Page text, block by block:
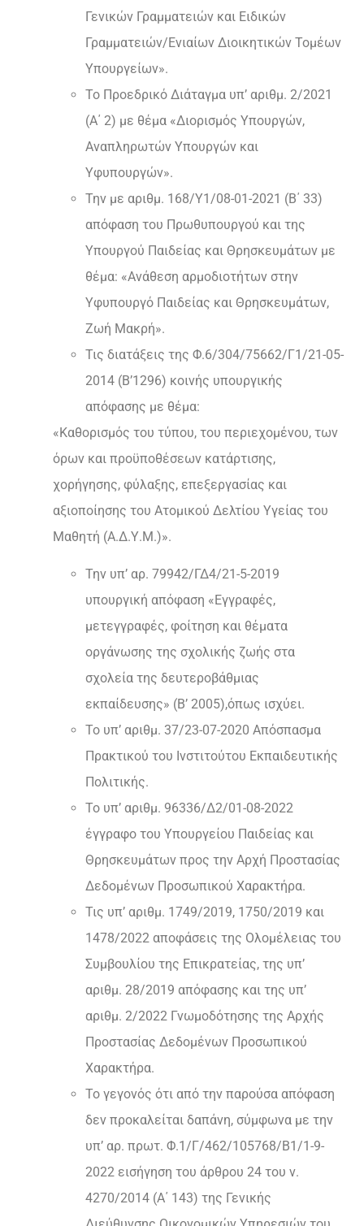
Γενικών Γραμματειών και Ειδικών
Γραμματειών/Ενιαίων Διοικητικών Τομέων
Υπουργείων».
Το Προεδρικό Διάταγμα υπ’ αριθμ. 2/2021
(Α΄ 2) με θέμα «Διορισμός Υπουργών,
Αναπληρωτών Υπουργών και
Υφυπουργών».
Την με αριθμ. 168/Υ1/08-01-2021 (Β΄ 33)
απόφαση του Πρωθυπουργού και της
Υπουργού Παιδείας και Θρησκευμάτων με
θέμα: «Ανάθεση αρμοδιοτήτων στην
Υφυπουργό Παιδείας και Θρησκευμάτων,
Ζωή Μακρή».
Τις διατάξεις της Φ.6/304/75662/Γ1/21-05-
2014 (Β’1296) κοινής υπουργικής
απόφασης με θέμα:
«Καθορισμός του τύπου, του περιεχομένου, των
όρων και προϋποθέσεων κατάρτισης,
χορήγησης, φύλαξης, επεξεργασίας και
αξιοποίησης του Ατομικού Δελτίου Υγείας του
Μαθητή (Α.Δ.Υ.Μ.)».
Την υπ’ αρ. 79942/ΓΔ4/21-5-2019
υπουργική απόφαση «Εγγραφές,
μετεγγραφές, φοίτηση και θέματα
οργάνωσης της σχολικής ζωής στα
σχολεία της δευτεροβάθμιας
εκπαίδευσης» (Β’ 2005),όπως ισχύει.
Το υπ’ αριθμ. 37/23-07-2020 Απόσπασμα
Πρακτικού του Ινστιτούτου Εκπαιδευτικής
Πολιτικής.
Το υπ’ αριθμ. 96336/Δ2/01-08-2022
έγγραφο του Υπουργείου Παιδείας και
Θρησκευμάτων προς την Αρχή Προστασίας
Δεδομένων Προσωπικού Χαρακτήρα.
Τις υπ’ αριθμ. 1749/2019, 1750/2019 και
1478/2022 αποφάσεις της Ολομέλειας του
Συμβουλίου της Επικρατείας, της υπ’
αριθμ. 28/2019 απόφασης και της υπ’
αριθμ. 2/2022 Γνωμοδότησης της Αρχής
Προστασίας Δεδομένων Προσωπικού
Χαρακτήρα.
Το γεγονός ότι από την παρούσα απόφαση
δεν προκαλείται δαπάνη, σύμφωνα με την
υπ’ αρ. πρωτ. Φ.1/Γ/462/105768/Β1/1-9-
2022 εισήγηση του άρθρου 24 του ν.
4270/2014 (Α΄ 143) της Γενικής